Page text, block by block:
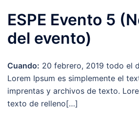
ESPE Evento 5
del evento)
Cuando: 20 febrero, 2019 todo el
Lorem Ipsum es simplemente el
imprentas y archivos de texto.
texto de relleno[…]